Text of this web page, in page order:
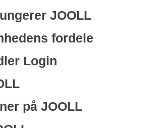
JOOLL
fordele
Login
på JOOLL